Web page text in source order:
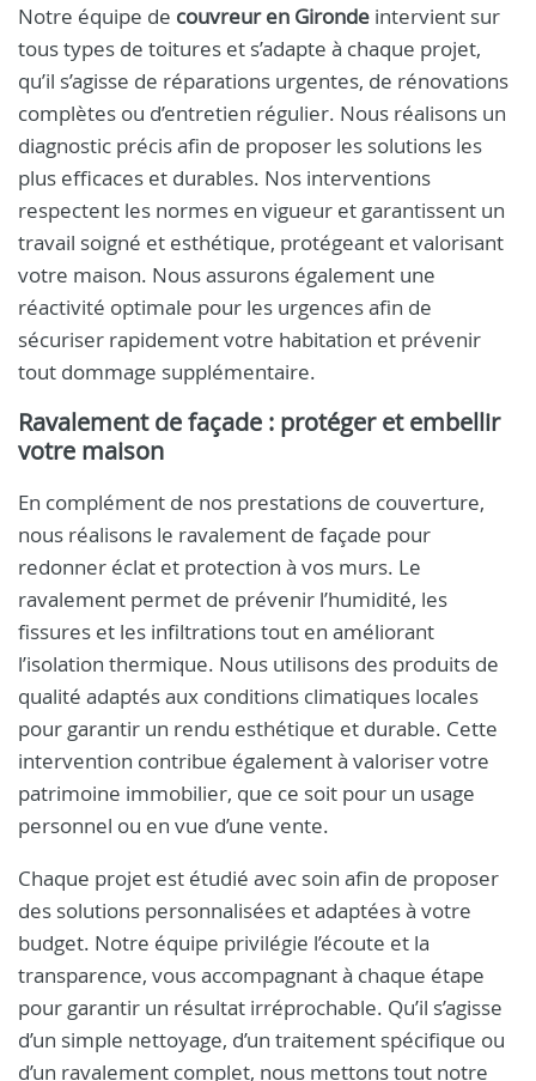
Notre équipe de couvreur en Gironde intervient sur
tous types de toitures et s’adapte à chaque projet,
qu’il s’agisse de réparations urgentes, de rénovations
complètes ou d’entretien régulier. Nous réalisons un
diagnostic précis afin de proposer les solutions les
plus efficaces et durables. Nos interventions
respectent les normes en vigueur et garantissent un
travail soigné et esthétique, protégeant et valorisant
votre maison. Nous assurons également une
réactivité optimale pour les urgences afin de
sécuriser rapidement votre habitation et prévenir
tout dommage supplémentaire.
Ravalement de façade : protéger et embellir
votre maison
En complément de nos prestations de couverture,
nous réalisons le ravalement de façade pour
redonner éclat et protection à vos murs. Le
ravalement permet de prévenir l’humidité, les
fissures et les infiltrations tout en améliorant
l’isolation thermique. Nous utilisons des produits de
qualité adaptés aux conditions climatiques locales
pour garantir un rendu esthétique et durable. Cette
intervention contribue également à valoriser votre
patrimoine immobilier, que ce soit pour un usage
personnel ou en vue d’une vente.
Chaque projet est étudié avec soin afin de proposer
des solutions personnalisées et adaptées à votre
budget. Notre équipe privilégie l’écoute et la
transparence, vous accompagnant à chaque étape
pour garantir un résultat irréprochable. Qu’il s’agisse
d’un simple nettoyage, d’un traitement spécifique ou
d’un ravalement complet, nous mettons tout notre